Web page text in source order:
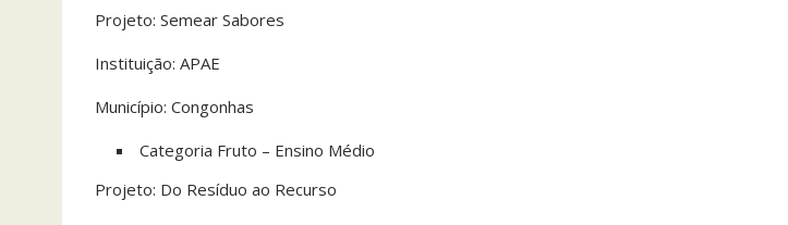
Projeto: Semear Sabores
Instituição: APAE
Município: Congonhas
Categoria Fruto – Ensino Médio
Projeto: Do Resíduo ao Recurso